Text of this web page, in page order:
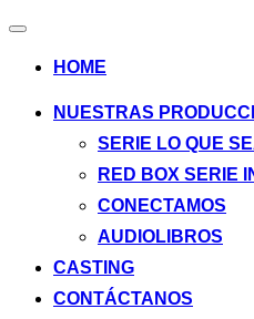
Alternar
navegación
HOME
NUESTRAS
SERIE LO QUE
RED BOX SERIE
CONECTAMOS
AUDIOLIBROS
CASTING
CONTÁCTANOS